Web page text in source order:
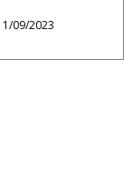
09/2023